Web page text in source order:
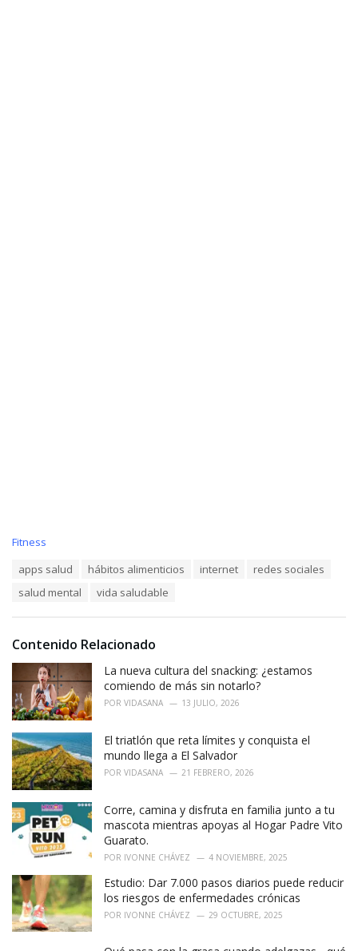
C
i
:
Fitness
apps salud hábitos alimenticios internet
redes sociales
salud mental
vida saludable
Contenido Relacionado
La nueva cultura del snacking: ¿estamos
comiendo de más sin notarlo?
POR VIDASANA 13 JULIO, 2026
El triatlón que reta límites y conquista el
mundo llega a El Salvador
POR VIDASANA 21 FEBRERO, 2026
Corre, camina y disfruta en familia junto a tu
mascota mientras apoyas al Hogar Padre Vito
Guarato.
POR IVONNE CHÁVEZ 4 NOVIEMBRE, 2025
Estudio: Dar 7.000 pasos diarios puede reducir
los riesgos de enfermedades crónicas
POR IVONNE CHÁVEZ 29 OCTUBRE, 2025